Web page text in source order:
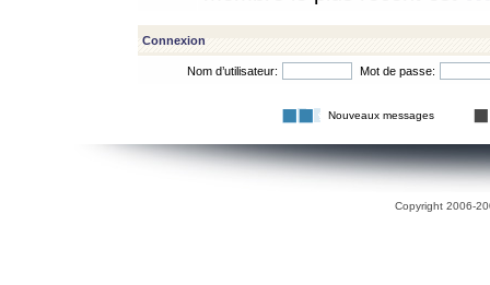
Connexion
Nom d’utilisateur: Mot de passe:
Nouveaux messages
Copyright 2006-